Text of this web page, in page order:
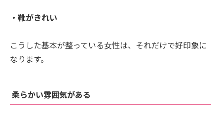
・靴がきれい
こうした基本が整っている女性は、それだけで好印象に
なります。
柔らかい雰囲気がある